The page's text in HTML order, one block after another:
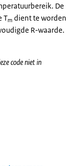
De
Tm dient te worden
R-waarde.
code niet in